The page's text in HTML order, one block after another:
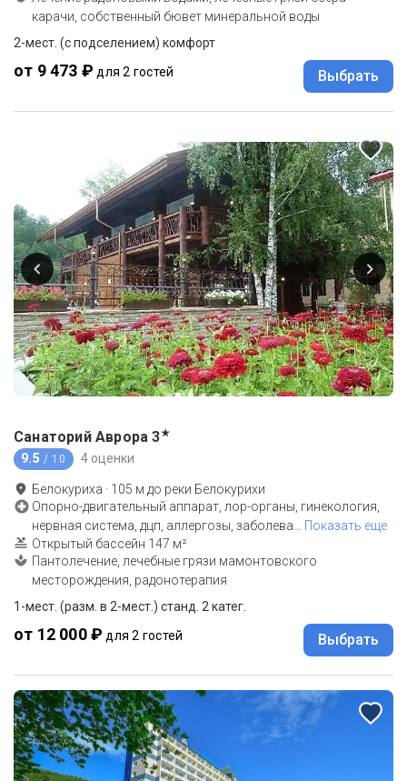
карачи, собственный бювет минеральной воды
2-мест. (с подселением) комфорт
от 9 473 ₽ для 2 гостей Выбрать
Санаторий Аврора 3★
9.5 / 10 4 оценки
Белокуриха · 105 м до реки Белокурихи
Опорно-двигательный аппарат, лор-органы, гинекология,
нервная система, дцп, аллергозы, заболева
Показать еще
Открытый бассейн 147 м²
Пантолечение, лечебные грязи мамонтовского
месторождения, радонотерапия
1-мест. (разм. в 2-мест.) станд. 2 катег.
от 12 000 ₽ для 2 гостей Выбрать